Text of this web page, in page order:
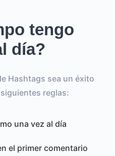
tengo
día?
Hashtags sea un éxito
reglas:
una vez al día
el primer comentario